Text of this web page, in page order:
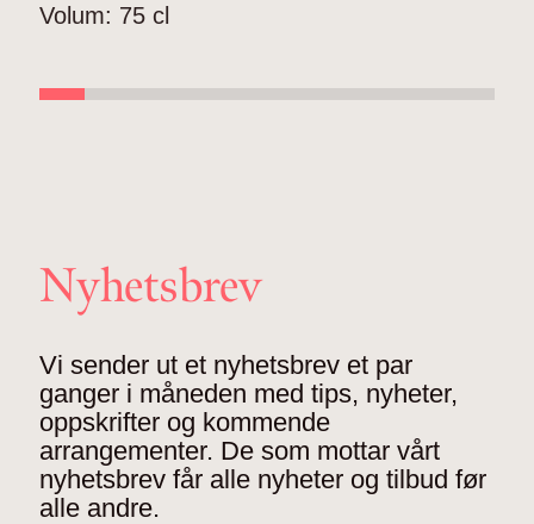
Volum: 75 cl
Nyhetsbrev
Vi sender ut et nyhetsbrev et par
ganger i måneden med tips, nyheter,
oppskrifter og kommende
arrangementer. De som mottar vårt
nyhetsbrev får alle nyheter og tilbud før
alle andre.